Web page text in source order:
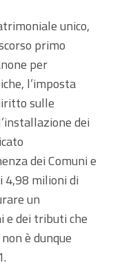
unico,
primo
per
l’imposta
sulle
dei
dei Comuni e
4,98 milioni di
un
e dei tributi che
è dunque